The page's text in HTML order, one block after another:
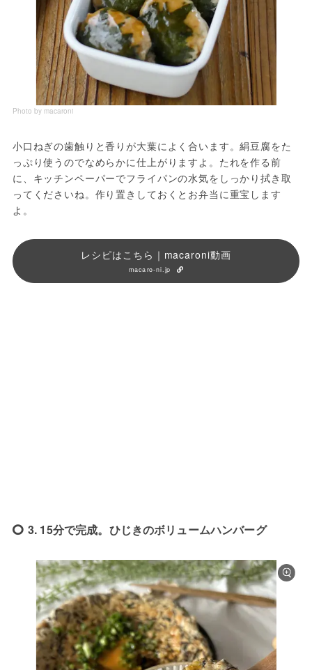
Photo by macaroni
小口ねぎの歯触りと香りが大葉によく合います。絹豆腐をた
っぷり使うのでなめらかに仕上がりますよ。たれを作る前
に、キッチンペーパーでフライパンの水気をしっかり拭き取
ってくださいね。作り置きしておくとお弁当に重宝します
よ。
レシピはこちら｜macaroni動画
macaro-ni.jp
3. 15分で完成。ひじきのボリュームハンバーグ